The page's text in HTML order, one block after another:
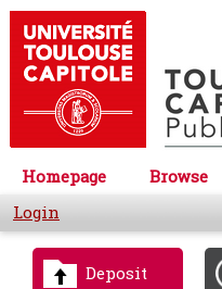
Homepage Browse
Login
Deposit